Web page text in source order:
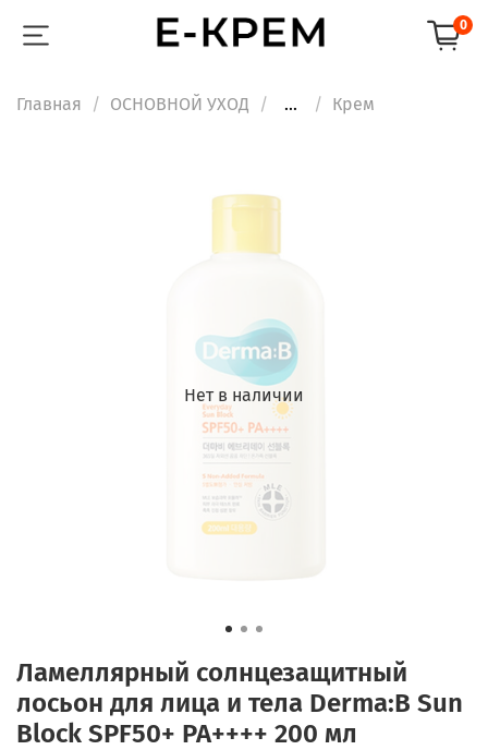
0
Главная ОСНОВНОЙ УХОД ... Крем
Нет в наличии
Ламеллярный солнцезащитный
лосьон для лица и тела Derma:B Sun
Block SPF50+ PA++++ 200 мл